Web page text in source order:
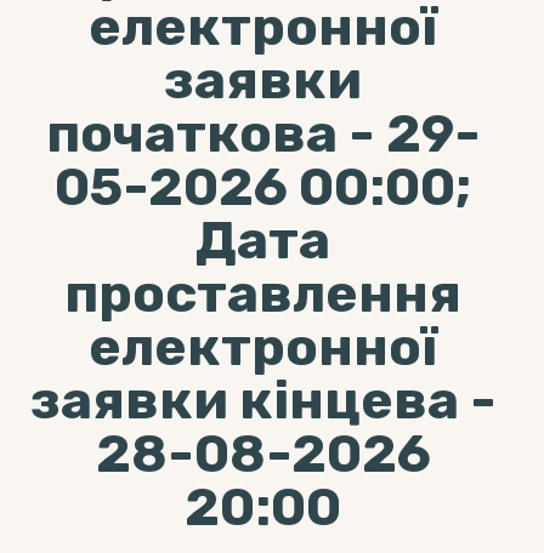
електронної
заявки
початкова - 29-
05-2026 00:00;
Дата
проставлення
електронної
заявки кінцева -
28-08-2026
20:00